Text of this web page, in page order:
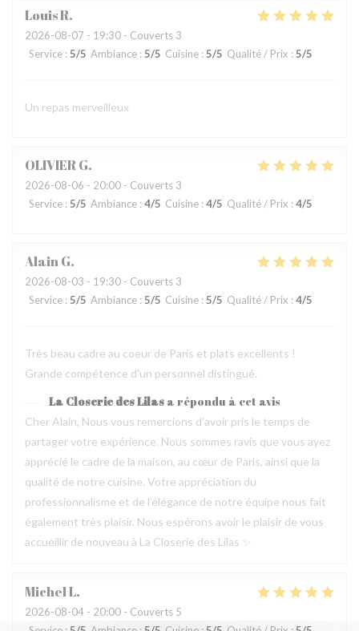
LouisR
2026-08-07 - 19:30 - Couverts 3
Service : 5/5 Ambiance : 5/5 Cuisine : 5/5 Qualité / Prix : 5/5
Un repas merveilleux
OLIVIERG
2026-08-06 - 20:00 - Couverts 3
Service : 5/5 Ambiance : 4/5 Cuisine : 4/5 Qualité / Prix : 4/5
AlainG
2026-08-03 - 19:30 - Couverts 3
Service : 5/5 Ambiance : 5/5 Cuisine : 5/5 Qualité / Prix : 4/5
Très beau cadre au coeur de Paris et plats excellents !
Grande compétence d'un personnel distingué.
La Closerie des Lilas a répondu à cet avis
Cher Alain, Nous vous remercions d’avoir pris le temps de
partager votre expérience. Nous sommes ravis que vous ayez
apprécié le cadre de la maison, au cœur de Paris, ainsi que la
qualité de notre cuisine. Votre appréciation du
professionnalisme et de l’élégance de notre équipe nous fait
également très plaisir. Nous espérons avoir le plaisir de vous
accueillir de nouveau à La Closerie des Lilas ✨
MichelL
2026-08-04 - 20:00 - Couverts 5